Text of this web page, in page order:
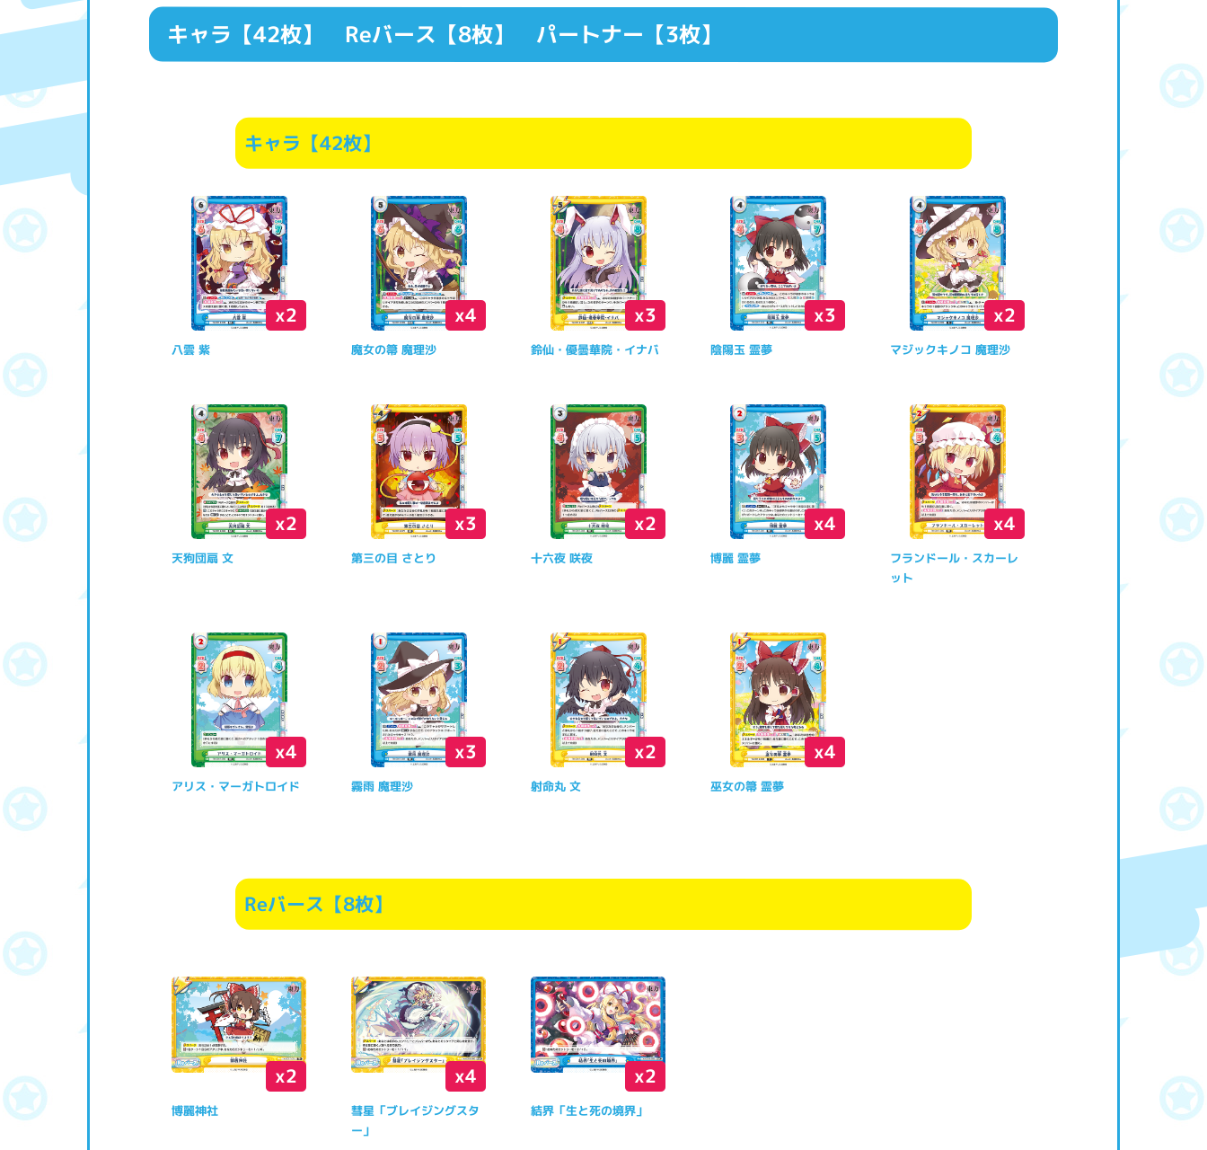
キャラ【42枚】 Reバース【8枚】 パートナー【3枚】
キャラ【42枚】
x2
八雲 紫
x4
魔女の箒 魔理沙
x3
鈴仙・優曇華院・イナバ
x3
陰陽玉 霊夢
x2
マジックキノコ 魔理沙
x2
天狗団扇 文
x3
第三の目 さとり
x2
十六夜 咲夜
x4
博麗 霊夢
x4
フランドール・スカーレ
ット
x4
アリス・マーガトロイド
x3
霧雨 魔理沙
x2
射命丸 文
x4
巫女の箒 霊夢
Reバース【8枚】
x2
博麗神社
x4
彗星「ブレイジングスタ
ー」
x2
結界「生と死の境界」